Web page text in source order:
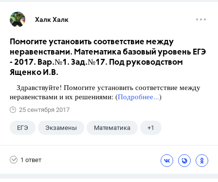
Халк Халк
Помогите установить соответствие между
неравенствами. Математика базовый уровень ЕГЭ
- 2017. Вар.№1. Зад.№17. Под руководством
Ященко И.В.
Здравствуйте! Помогите установить соответствие между
неравенствами и их решениями: (Подробнее...)
25 сентября 2017
ЕГЭ Экзамены Математика +1
1 ответ